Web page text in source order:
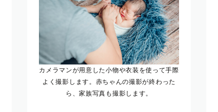
カメラマンが用意した小物や衣装を使って手際
よく撮影します。赤ちゃんの撮影が終わった
ら、家族写真も撮影します。